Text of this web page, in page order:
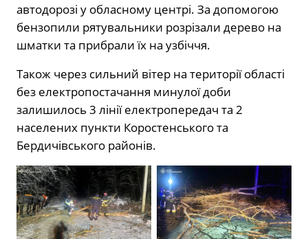
автодорозі у обласному центрі. За допомогою
бензопили рятувальники розрізали дерево на
шматки та прибрали їх на узбіччя.
Також через сильний вітер на території області
без електропостачання минулої доби
залишилось 3 лінії електропередач та 2
населених пункти Коростенського та
Бердичівського районів.